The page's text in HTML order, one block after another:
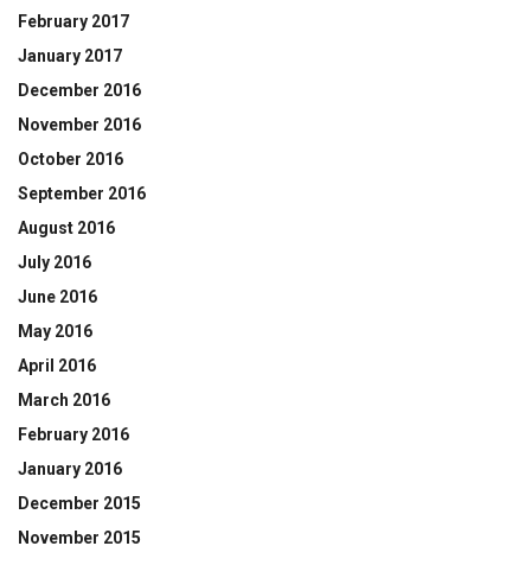
February 2017
January 2017
December 2016
November 2016
October 2016
September 2016
August 2016
July 2016
June 2016
May 2016
April 2016
March 2016
February 2016
January 2016
December 2015
November 2015